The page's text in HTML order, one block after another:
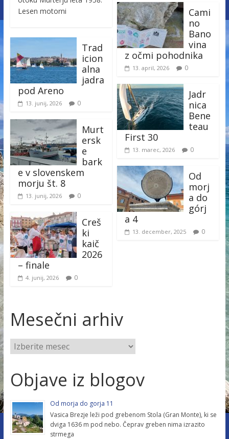
Lesen motorni
Trad
icion
alna
jadra
pod Areno
13. junij, 2026 0
Murt
ersk
e
bark
e v slovenskem
morju št. 8
13. junij, 2026 0
Creš
ki
kaič
2026
– finale
4. junij, 2026 0
Cami
no
Bano
vina
z očmi pohodnika
13. april, 2026 0
Jadr
nica
Bene
teau
First 30
13. marec, 2026 0
Od
morj
a do
górj
a 4
13. december, 2025 0
Mesečni arhiv
Objave iz blogov
Od morja do gorja 11
Vasica Brezje leži pod grebenom Stola (Gran Monte), ki se
dviga 1636 m pod nebo. Čeprav greben nima izrazito
strmega